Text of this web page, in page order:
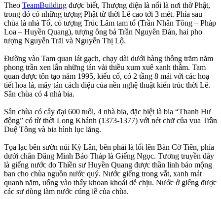
Theo TeamBuilding được biết, Thượng điện là nối là nơi thờ Phật,
trong đó có những tượng Phật từ thời Lê cao tới 3 mét. Phía sau
chùa là nhà Tổ, có tượng Trúc Lâm tam tổ (Trần Nhân Tông – Pháp
Loa – Huyền Quang), tượng ông bà Trần Nguyên Đán, hai pho
tượng Nguyễn Trãi và Nguyễn Thị Lộ.
Đường vào Tam quan lát gạch, chạy dài dưới hàng thông trăm năm
phong trần xen lẫn những tán vải thiều xum xuê xanh thẫm. Tam
quan được tôn tạo năm 1995, kiểu cổ, có 2 tầng 8 mái với các hoạ
tiết hoa lá, mây tản cách điệu của nền nghệ thuật kiến trúc thời Lê.
Sân chùa có 4 nhà bia.
Sân chùa có cây đại 600 tuổi, 4 nhà bia, đặc biệt là bia “Thanh Hư
động” có từ thời Long Khánh (1373-1377) với nét chữ của vua Trần
Duệ Tông và bia hình lục lăng.
Tọa lạc bên sườn núi Kỳ Lân, bên phải là lối lên Bàn Cờ Tiên, phía
dưới chân Đăng Minh Bảo Tháp là Giếng Ngọc. Tương truyền đây
là giếng nước do Thiền sư Huyền Quang được thần linh báo mộng
ban cho chùa nguồn nước quý. Nước giếng trong vắt, xanh mát
quanh năm, uống vào thấy khoan khoái dễ chịu. Nước ở giếng được
các sư dùng làm nước cúng lễ của chùa.